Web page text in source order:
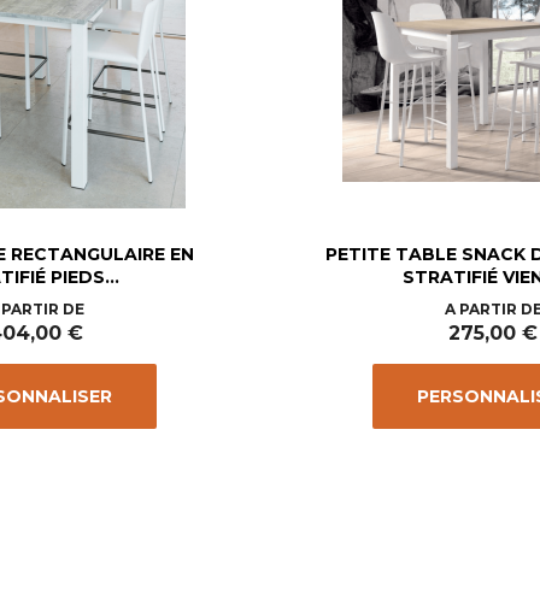
RECTANGULAIRE EN
PIEDS...
PrixDE
€
PETITE TABLE SNACK
STRATIFIÉ
Prix
A PARTIR
275,00 €